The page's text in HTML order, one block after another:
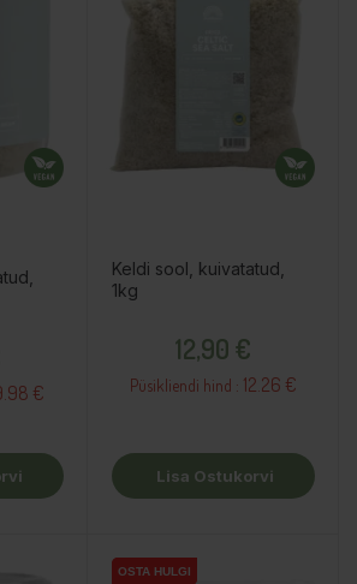
€
Keldi sool, kuivatatud,
1kg
12,90 €
Püsikliendi hind : 12.26 €
Lisa Ostukorvi
OSTA HULGI
OSTA HULGI